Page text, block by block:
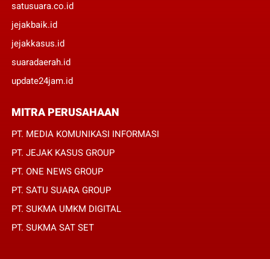
satusuara.co.id
jejakbaik.id
jejakkasus.id
suaradaerah.id
update24jam.id
MITRA PERUSAHAAN
PT. MEDIA KOMUNIKASI INFORMASI
PT. JEJAK KASUS GROUP
PT. ONE NEWS GROUP
PT. SATU SUARA GROUP
PT. SUKMA UMKM DIGITAL
PT. SUKMA SAT SET